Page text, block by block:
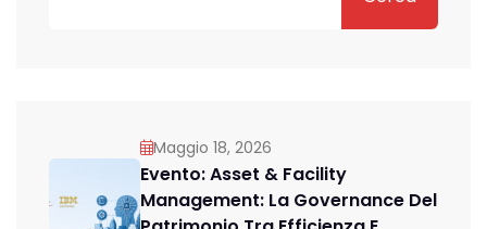
Maggio 18, 2026
Evento: Asset & Facility
Management: La Governance Del